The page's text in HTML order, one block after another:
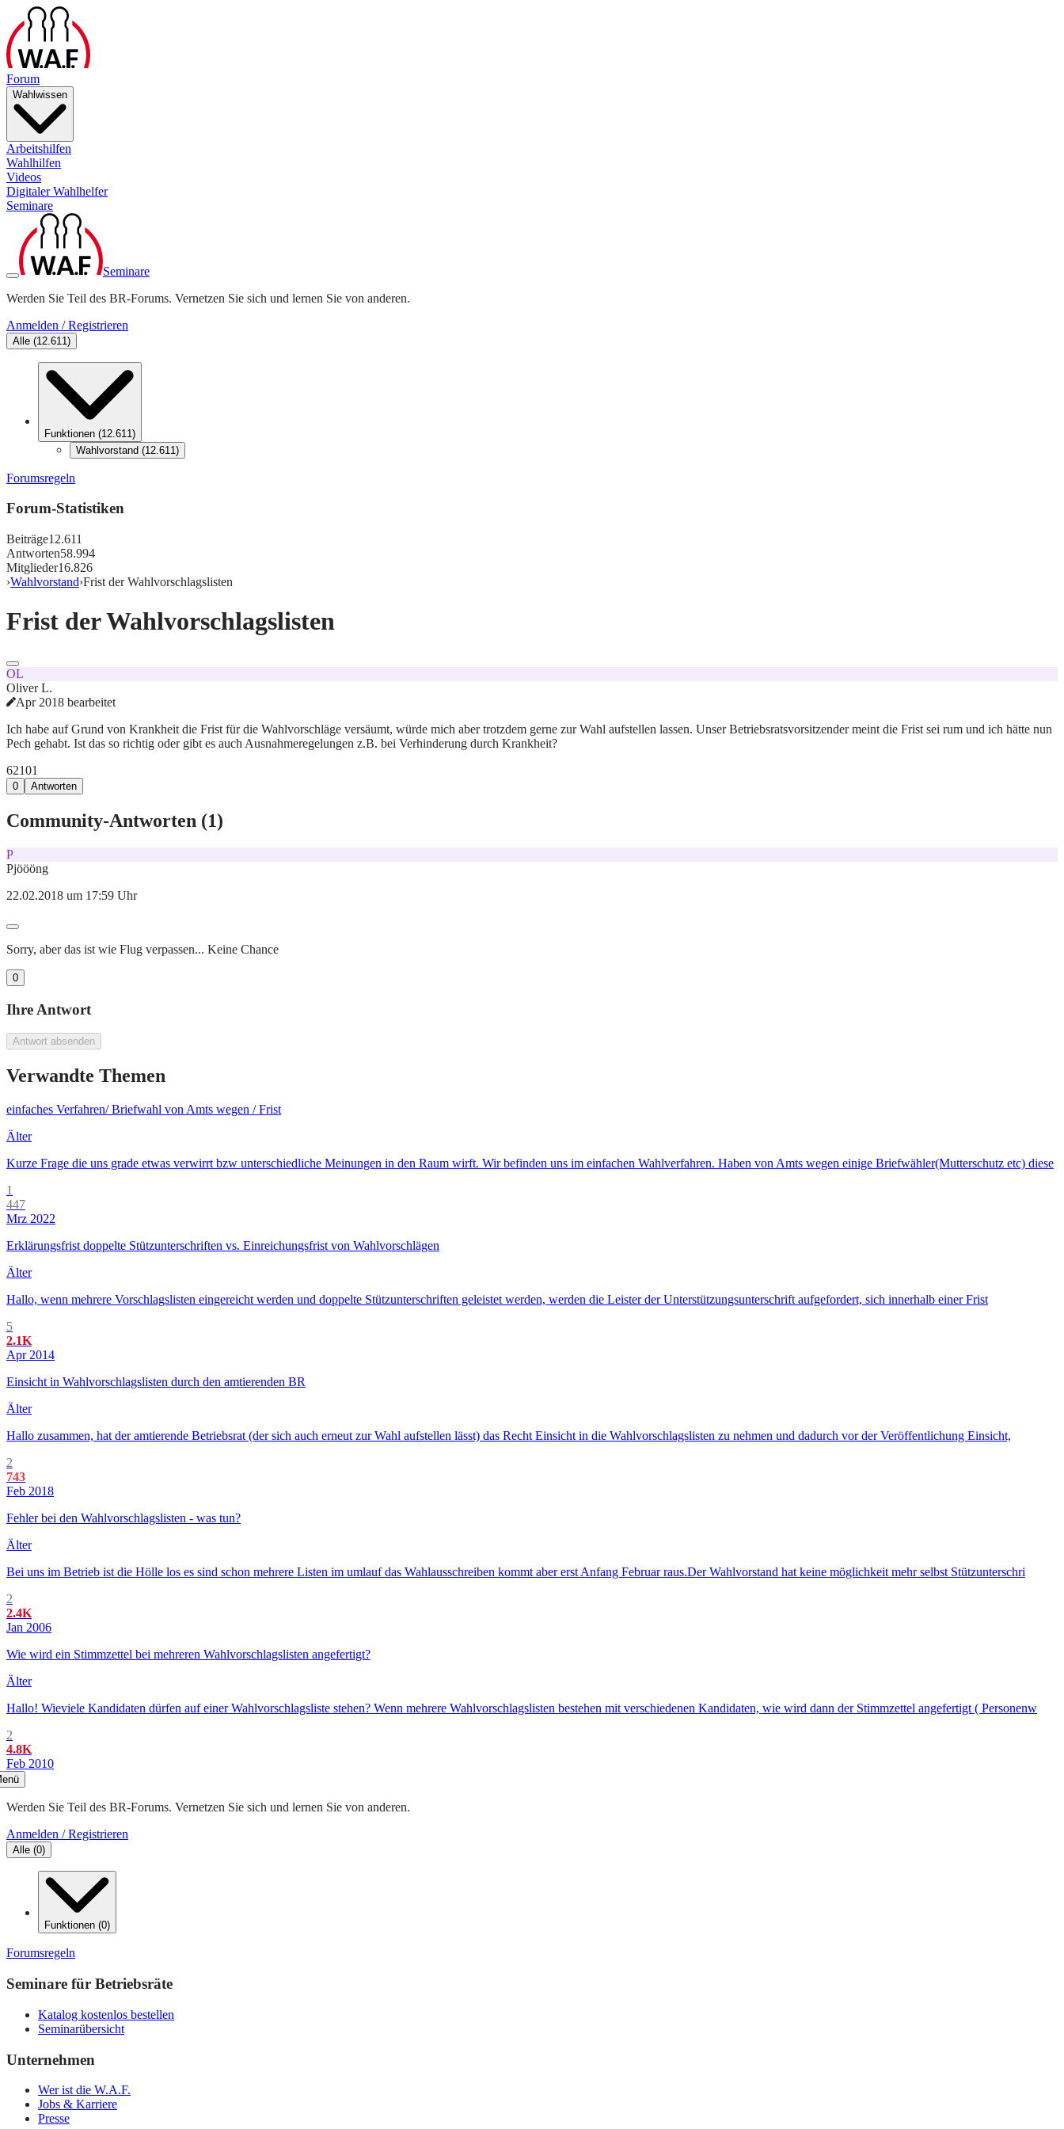
Forum
Wahlwissen
Arbeitshilfen
Wahlhilfen
Videos
Digitaler Wahlhelfer
Seminare
Seminare
Werden Sie Teil des BR-Forums. Vernetzen Sie sich und lernen Sie von anderen.
Anmelden / Registrieren
Alle (12.611)
Funktionen (12.611)
Wahlvorstand (12.611)
Forumsregeln
Forum-Statistiken
Beiträge12.611
Antworten58.994
Mitglieder16.826
›Wahlvorstand›Frist der Wahlvorschlagslisten
Frist der Wahlvorschlagslisten
OL
Oliver L.
Apr 2018 bearbeitet
Ich habe auf Grund von Krankheit die Frist für die Wahlvorschläge versäumt, würde mich aber trotzdem gerne zur Wahl aufstellen lassen. Unser Betriebsratsvorsitzender meint die Frist sei rum und ich hätte nun
Pech gehabt. Ist das so richtig oder gibt es auch Ausnahmeregelungen z.B. bei Verhinderung durch Krankheit?
62101
0 Antworten
Community-Antworten (1)
P
Pjöööng
22.02.2018 um 17:59 Uhr
Sorry, aber das ist wie Flug verpassen... Keine Chance
0
Ihre Antwort
Antwort absenden
Verwandte Themen
einfaches Verfahren/ Briefwahl von Amts wegen / Frist
Älter
Kurze Frage die uns grade etwas verwirrt bzw unterschiedliche Meinungen in den Raum wirft. Wir befinden uns im einfachen Wahlverfahren. Haben von Amts wegen einige Briefwähler(Mutterschutz etc) diese
1
447
Mrz 2022
Erklärungsfrist doppelte Stützunterschriften vs. Einreichungsfrist von Wahlvorschlägen
Älter
Hallo, wenn mehrere Vorschlagslisten eingereicht werden und doppelte Stützunterschriften geleistet werden, werden die Leister der Unterstützungsunterschrift aufgefordert, sich innerhalb einer Frist
5
2.1K
Apr 2014
Einsicht in Wahlvorschlagslisten durch den amtierenden BR
Älter
Hallo zusammen, hat der amtierende Betriebsrat (der sich auch erneut zur Wahl aufstellen lässt) das Recht Einsicht in die Wahlvorschlagslisten zu nehmen und dadurch vor der Veröffentlichung Einsicht,
2
743
Feb 2018
Fehler bei den Wahlvorschlagslisten - was tun?
Älter
Bei uns im Betrieb ist die Hölle los es sind schon mehrere Listen im umlauf das Wahlausschreiben kommt aber erst Anfang Februar raus.Der Wahlvorstand hat keine möglichkeit mehr selbst Stützunterschri
2
2.4K
Jan 2006
Wie wird ein Stimmzettel bei mehreren Wahlvorschlagslisten angefertigt?
Älter
Hallo! Wieviele Kandidaten dürfen auf einer Wahlvorschlagsliste stehen? Wenn mehrere Wahlvorschlagslisten bestehen mit verschiedenen Kandidaten, wie wird dann der Stimmzettel angefertigt ( Personenw
2
4.8K
Feb 2010
Werden Sie Teil des BR-Forums. Vernetzen Sie sich und lernen Sie von anderen.
Anmelden / Registrieren
Alle (0)
Funktionen (0)
Forumsregeln
Seminare für Betriebsräte
Katalog kostenlos bestellen
Seminarübersicht
Unternehmen
Wer ist die W.A.F.
Jobs & Karriere
Presse